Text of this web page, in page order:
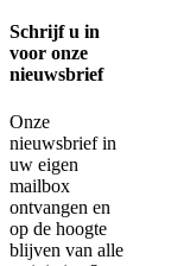
Schrijf u in
voor onze
nieuwsbrief
Onze
nieuwsbrief in
uw eigen
mailbox
ontvangen en
op de hoogte
blijven van alle